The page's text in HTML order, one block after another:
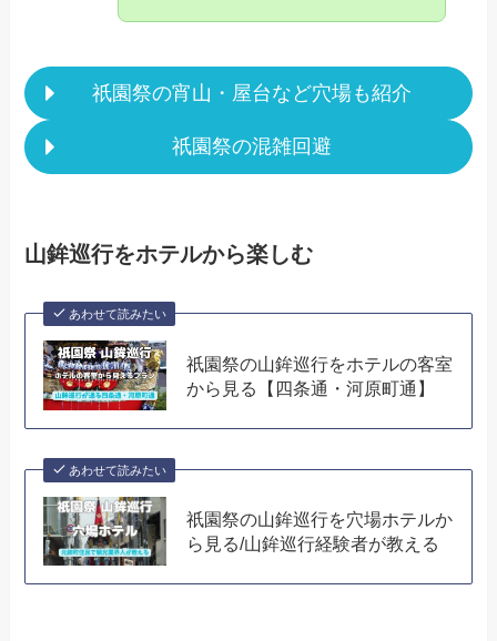
祇園祭の宵山・屋台など穴場も紹介
祇園祭の混雑回避
山鉾巡行をホテルから楽しむ
あわせて読みたい
祇園祭の山鉾巡行をホテルの客室
から見る【四条通・河原町通】
あわせて読みたい
祇園祭の山鉾巡行を穴場ホテルか
ら見る/山鉾巡行経験者が教える